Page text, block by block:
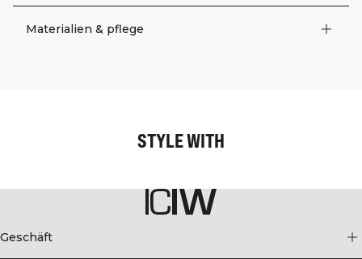
Materialien & pflege
STYLE WITH
Geschäft